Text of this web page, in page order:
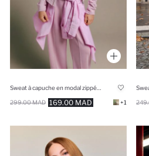
169.00 MAD
299.00 MAD +1